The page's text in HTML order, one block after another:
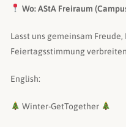
Wo: AStA Freiraum
Lasst uns gemeinsam
Feiertagsstimmung
English:
Winter-GetTogether